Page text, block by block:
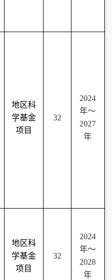
地区科
学基金
项目
32
2024
年～
2027
年
地区科
学基金
项目
32
2024
年～
2028
年